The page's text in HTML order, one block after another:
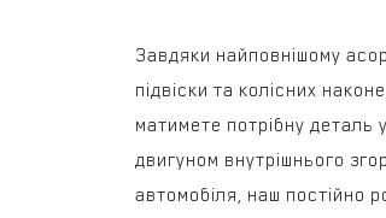
Завдяки найповнішому
підвіски та колісних
матимете потрібну деталь
двигуном внутрішнього
автомобіля, наш постійно